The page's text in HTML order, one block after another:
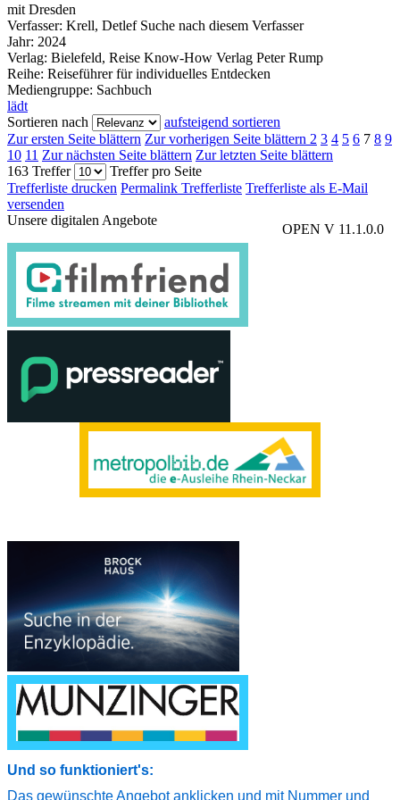
mit Dresden
Verfasser: Krell, Detlef Suche nach diesem Verfasser
Jahr: 2024
Verlag: Bielefeld, Reise Know-How Verlag Peter Rump
Reihe: Reiseführer für individuelles Entdecken
Mediengruppe: Sachbuch
lädt
Sortieren nach
aufsteigend sortieren
Zur ersten Seite blättern Zur vorherigen Seite blättern 2 3 4 5 6 7 8 9
10 11 Zur nächsten Seite blättern Zur letzten Seite blättern
163 Treffer
Treffer pro Seite
Trefferliste drucken Permalink Trefferliste Trefferliste als E-Mail
versenden
OPEN V 11.1.0.0
Unsere digitalen Angebote
Und so funktioniert's:
Das gewünschte Angebot anklicken und mit Nummer und